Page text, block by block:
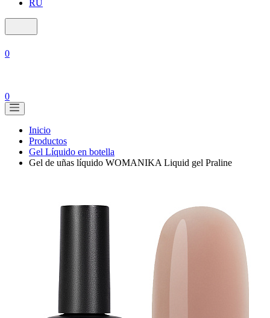
RU
0
0
Inicio
Productos
Gel Líquido en botella
Gel de uñas líquido WOMANIKA Liquid gel Praline